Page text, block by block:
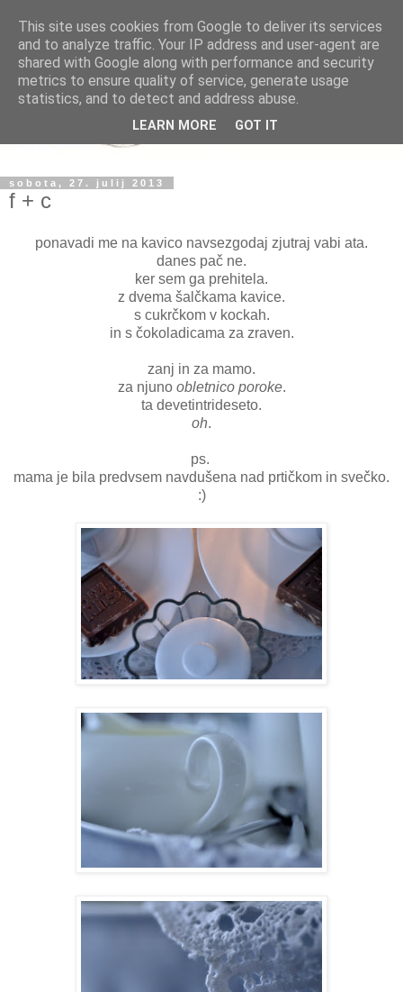
sobota, 27. julij 2013
f + c
ponavadi me na kavico navsezgodaj zjutraj vabi ata.
danes pač ne.
ker sem ga prehitela.
z dvema šalčkama kavice.
s cukrčkom v kockah.
in s čokoladicama za zraven.
zanj in za mamo.
za njuno obletnico poroke.
ta devetintrideseto.
oh.
ps.
mama je bila predvsem navdušena nad prtičkom in svečko.
:)
This site uses cookies from Google to deliver its services
and to analyze traffic. Your IP address and user-agent are
shared with Google along with performance and security
metrics to ensure quality of service, generate usage
statistics, and to detect and address abuse.
LEARN MORE GOT IT